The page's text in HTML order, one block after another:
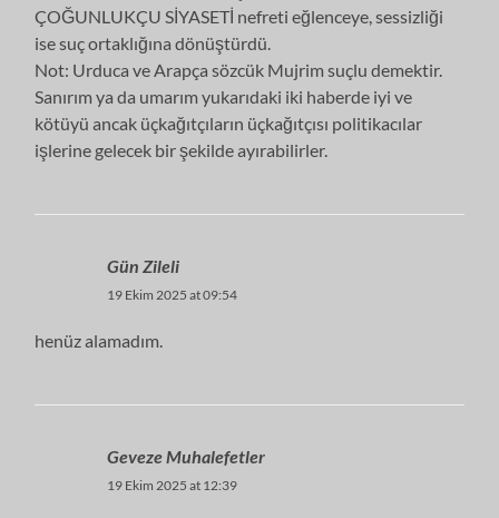
ÇOĞUNLUKÇU SİYASETİ nefreti eğlenceye, sessizliği
ise suç ortaklığına dönüştürdü.
Not: Urduca ve Arapça sözcük Mujrim suçlu demektir.
Sanırım ya da umarım yukarıdaki iki haberde iyi ve
kötüyü ancak üçkağıtçıların üçkağıtçısı politikacılar
işlerine gelecek bir şekilde ayırabilirler.
Gün Zileli
19 Ekim 2025 at 09:54
henüz alamadım.
Geveze Muhalefetler
19 Ekim 2025 at 12:39